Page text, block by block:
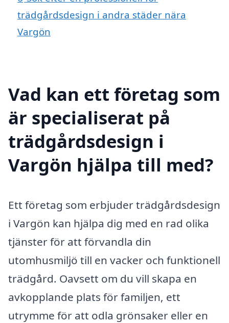
trädgårdsdesign i andra städer nära
Vargön
Vad kan ett företag som
är specialiserat på
trädgårdsdesign i
Vargön hjälpa till med?
Ett företag som erbjuder trädgårdsdesign
i Vargön kan hjälpa dig med en rad olika
tjänster för att förvandla din
utomhusmiljö till en vacker och funktionell
trädgård. Oavsett om du vill skapa en
avkopplande plats för familjen, ett
utrymme för att odla grönsaker eller en